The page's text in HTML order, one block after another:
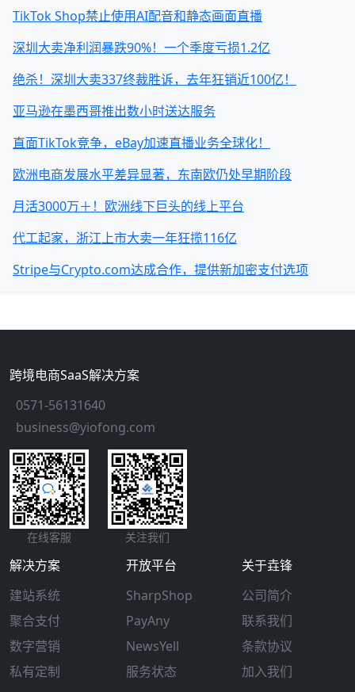
TikTok Shop禁止使用AI配音和静态画面直播
深圳大卖净利润暴跌90%！一个季度亏损1.2亿
绝杀！深圳大卖337终裁胜诉，去年狂销近100亿！
亚马逊在墨西哥推出数小时送达服务
直面TikTok竞争，eBay加速直播业务全球化！
欧洲电商发展水平差异显著，东南欧仍处早期阶段
月活3000万＋！欧洲线下巨头的线上平台
代工起家，浙江上市大卖一年狂揽116亿
Stripe与Crypto.com达成合作，提供新加密支付选项
跨境电商SaaS解决方案
0571-56131640
business@yiofong.com
在线客服 关注我们
解决方案
建站系统
聚合支付
数字营销
私有定制
开放平台
SharpShop
PayAny
NewsYell
服务状态
关于垚锋
公司简介
联系我们
条款协议
加入我们